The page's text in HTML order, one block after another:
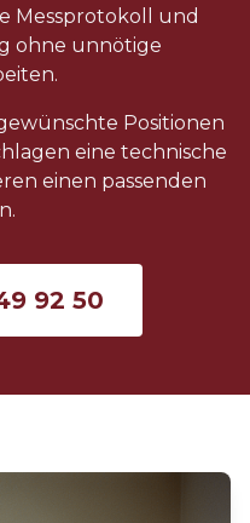
Messprotokoll und
ohne unnötige
Positionen
eine technische
einen passenden
92 50